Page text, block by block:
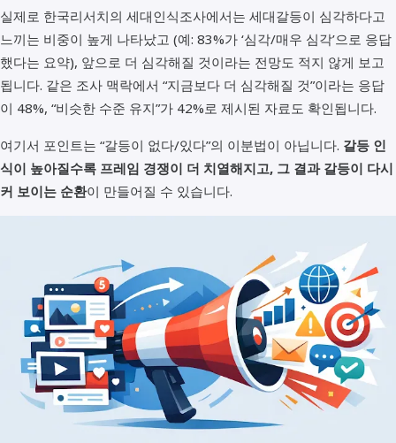
실제로 한국리서치의 세대인식조사에서는 세대갈등이 심각하다고
느끼는 비중이 높게 나타났고 (예: 83%가 ‘심각/매우 심각’으로 응답
했다는 요약), 앞으로 더 심각해질 것이라는 전망도 적지 않게 보고
됩니다. 같은 조사 맥락에서 “지금보다 더 심각해질 것”이라는 응답
이 48%, “비슷한 수준 유지”가 42%로 제시된 자료도 확인됩니다.
여기서 포인트는 “갈등이 없다/있다”의 이분법이 아닙니다. 갈등 인
식이 높아질수록 프레임 경쟁이 더 치열해지고, 그 결과 갈등이 다시
커 보이는 순환이 만들어질 수 있습니다.